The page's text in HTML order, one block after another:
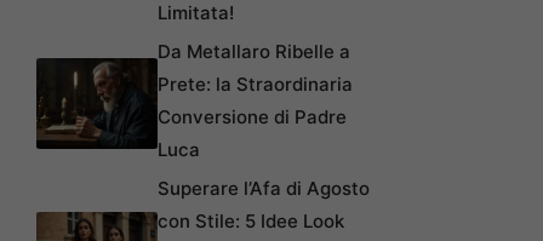
Limitata!
Da Metallaro Ribelle a
Prete: la Straordinaria
Conversione di Padre
Luca
Superare l’Afa di Agosto
con Stile: 5 Idee Look